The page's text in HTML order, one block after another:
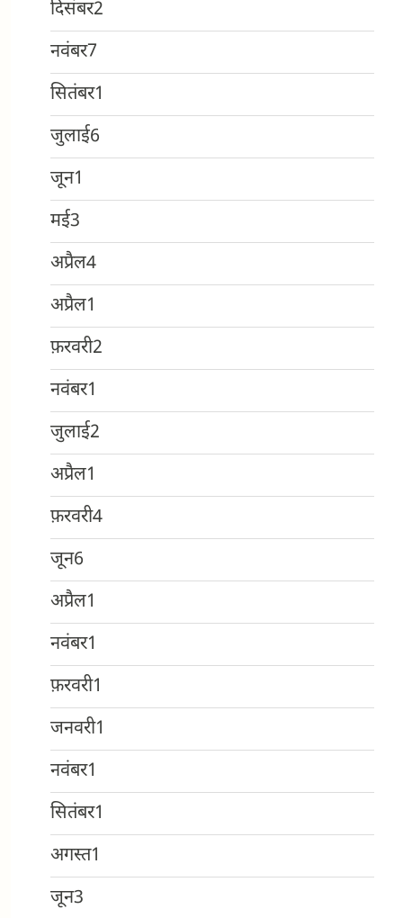
दिसंबर2
नवंबर7
सितंबर1
जुलाई6
जून1
मई3
अप्रैल4
अप्रैल1
फ़रवरी2
नवंबर1
जुलाई2
अप्रैल1
फ़रवरी4
जून6
अप्रैल1
नवंबर1
फ़रवरी1
जनवरी1
नवंबर1
सितंबर1
अगस्त1
जून3